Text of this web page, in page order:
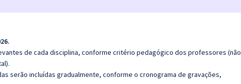
de cada disciplina, conforme critério pedagógico dos professores (não
serão incluídas gradualmente, conforme o cronograma de gravações,